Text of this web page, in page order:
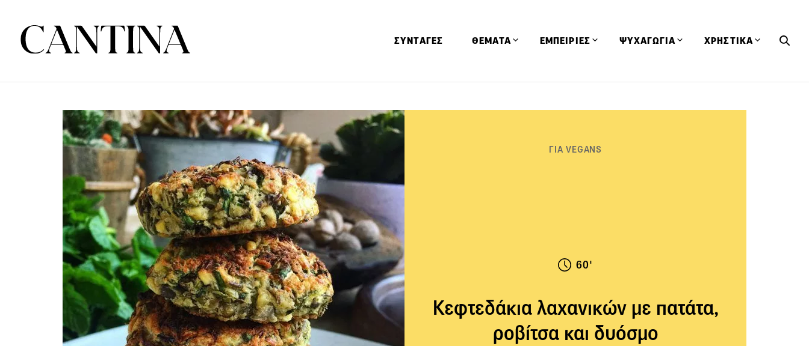
ΣΥΝΤΑΓΕΣ ΘΕΜΑΤΑ ΕΜΠΕΙΡΙΕΣ ΨΥΧΑΓΩΓΙΑ ΧΡΗΣΤΙΚΑ
ΓΙΑ VEGANS
60'
Κεφτεδάκια λαχανικών με πατάτα,
ροβίτσα και δυόσμο